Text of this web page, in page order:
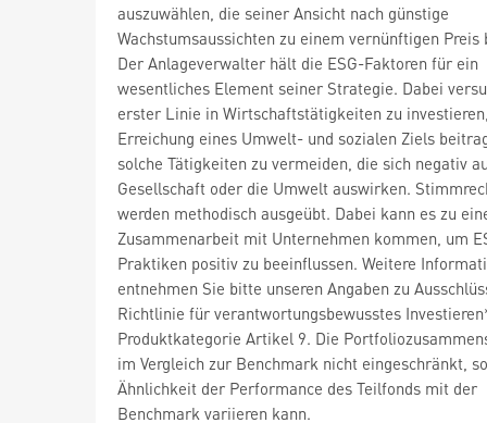
auszuwählen, die seiner Ansicht nach günstige
Wachstumsaussichten zu einem vernünftigen Preis
Der Anlageverwalter hält die ESG-Faktoren für ein
wesentliches Element seiner Strategie. Dabei
erster Linie in Wirtschaftstätigkeiten zu
Erreichung eines Umwelt- und sozialen Ziels
solche Tätigkeiten zu vermeiden, die sich negativ
Gesellschaft oder die Umwelt auswirken.
werden methodisch ausgeübt. Dabei kann es zu
Zusammenarbeit mit Unternehmen kommen, um
Praktiken positiv zu beeinflussen. Weitere
entnehmen Sie bitte unseren Angaben zu
Richtlinie für verantwortungsbewusstes
Produktkategorie Artikel 9. Die
im Vergleich zur Benchmark nicht eingeschränkt,
Ähnlichkeit der Performance des Teilfonds mit der
Benchmark variieren kann.